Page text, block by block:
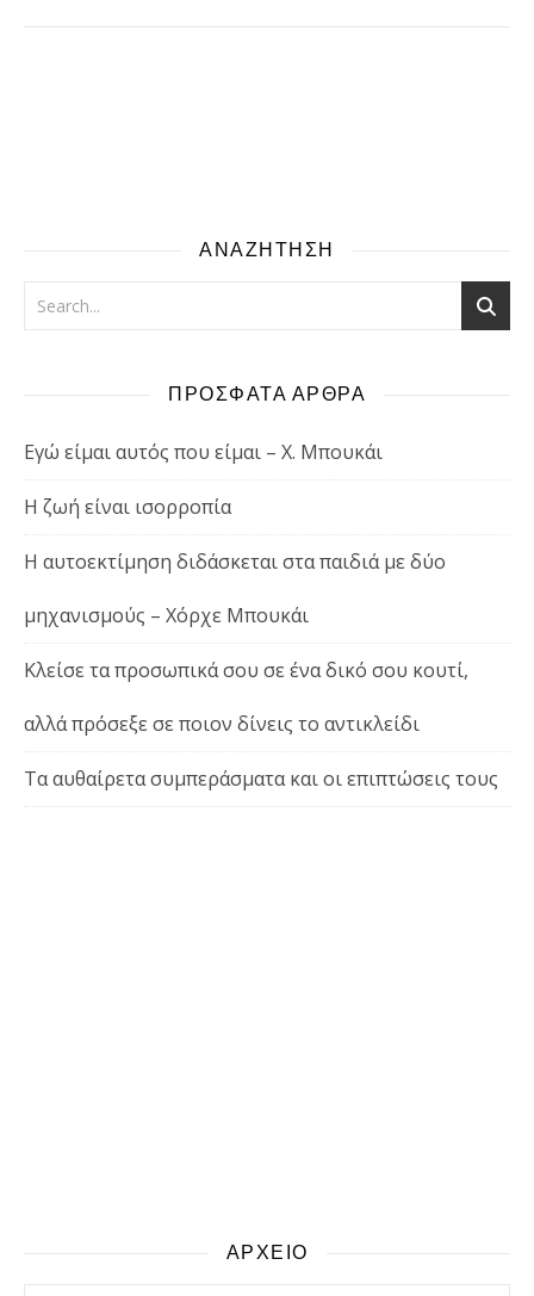
ΑΝΑΖΗΤΗΣΗ
ΠΡΟΣΦΑΤΑ ΑΡΘΡΑ
Εγώ είμαι αυτός που είμαι – Χ. Μπουκάι
Η ζωή είναι ισορροπία
Η αυτοεκτίμηση διδάσκεται στα παιδιά με δύο
μηχανισμούς – Χόρχε Μπουκάι
Κλείσε τα προσωπικά σου σε ένα δικό σου κουτί,
αλλά πρόσεξε σε ποιον δίνεις το αντικλείδι
Τα αυθαίρετα συμπεράσματα και οι επιπτώσεις τους
ΑΡΧΕΙΟ